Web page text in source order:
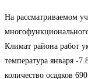
На рассматриваемом
Климат района работ
температура января -
количество осадков